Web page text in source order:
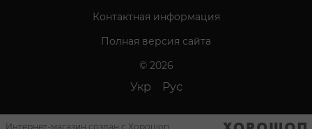
Контактная информация
Полная версия сайта
© 2026
Укр Рус
Интернет-магазин создан с Хорошоп